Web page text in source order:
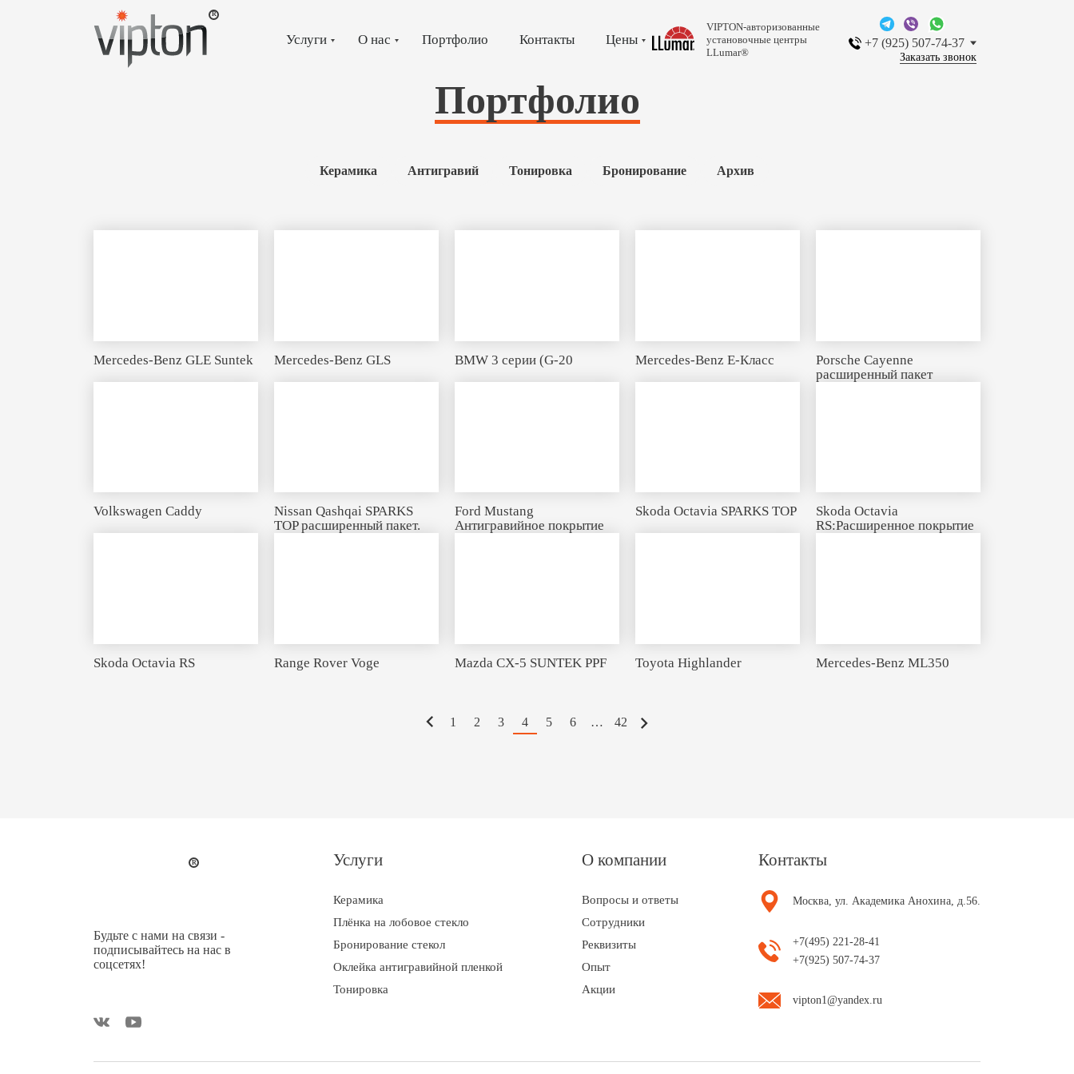
Услуги О нас Портфолио Контакты Цены
VIPTON-авторизованные
установочные центры
LLumar®
+7 (925) 507-74-37
Заказать звонок
Портфолио
Керамика Антигравий Тонировка Бронирование Архив
Mercedes-Benz GLE Suntek Mercedes-Benz GLS BMW 3 серии (G-20 Mercedes-Benz E-Класс
Porsche Cayenne
расширенный пакет
Volkswagen Caddy
Nissan Qashqai SPARKS
TOP расширенный пакет.
Ford Mustang
Антигравийное покрытие
Skoda Octavia SPARKS TOP
Skoda Octavia
RS:Расширенное покрытие
Skoda Octavia RS Range Rover Voge Mazda CX-5 SUNTEK PPF Toyota Highlander Mercedes-Benz ML350
1 2 3 4 5 6 … 42
Будьте с нами на связи -
подписывайтесь на нас в
соцсетях!
Услуги
Керамика
Плёнка на лобовое стекло
Бронирование стекол
Оклейка антигравийной пленкой
Тонировка
О компании
Вопросы и ответы
Сотрудники
Реквизиты
Опыт
Акции
Контакты
Москва, ул. Академика Анохина, д.56.
+7(495) 221-28-41
+7(925) 507-74-37
vipton1@yandex.ru